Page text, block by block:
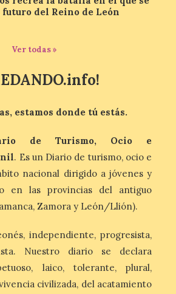
designa a Arturo
Matilla como
Tendrá lugar este
las 21,00 horas en el
Arturo Martínez
Cerveza
del Reino de León
Ver todas »
estamos donde tú estás.
de Turismo, Ocio e
. Es un Diario de turismo, ocio e
nacional dirigido a jóvenes y
en las provincias del antiguo
Zamora y León/Llión).
independiente, progresista,
Nuestro diario se declara
laico, tolerante, plural,
civilizada, del acatamiento